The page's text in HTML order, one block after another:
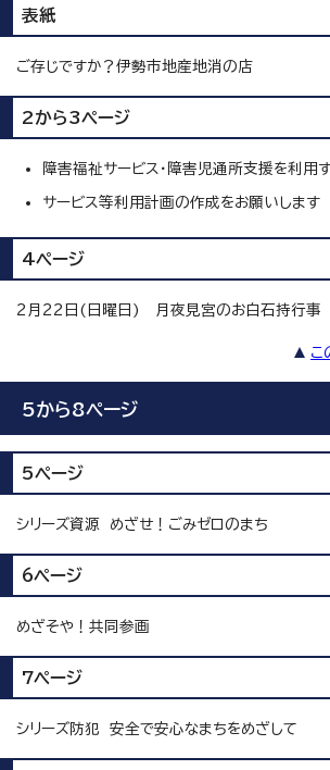
表紙
ご存じですか？伊勢市地産地消の店
2から3ページ
障害福祉サービス・障害児通所支援を利用
サービス等利用計画の作成をお願いします
4ページ
2月22日(日曜日) 月夜見宮のお白石持行事
こ
5から8ページ
5ページ
シリーズ資源 めざせ！ごみゼロのまち
6ページ
めざそや！共同参画
7ページ
シリーズ防犯 安全で安心なまちをめざして